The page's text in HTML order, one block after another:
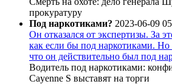
прокуратуру
Под наркотиками? 2023-06-09
Он отказался от экспертизы. За
как если бы под наркотиками. Но
что он действительно был под
Водитель под наркотиками:
Cayenne S выставят на торги